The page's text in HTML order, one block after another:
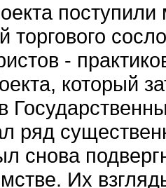
торгового
-
который
ряд
снова
Их